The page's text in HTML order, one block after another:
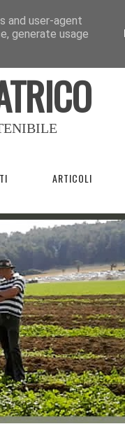
ARTICOLI
and user-agent
generate usage